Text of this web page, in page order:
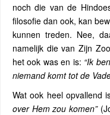
noch die van de
filosofie dan ook, kan
kunnen treden. Nee,
namelijk die van Zijn
het ook was en is: “Ik
niemand komt tot de
Wat ook heel opvallend
over Hem zou komen”